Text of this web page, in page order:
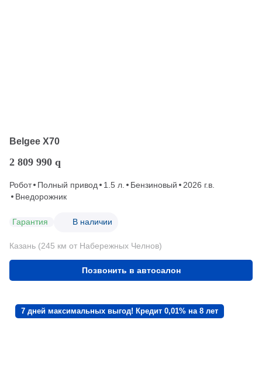
Belgee X70
2 809 990 q
Робот Полный привод 1.5 л. Бензиновый
2026 г.в.
Внедорожник
Гарантия В наличии
Казань (245 км от Набережных Челнов)
Позвонить в автосалон
7 дней максимальных выгод! Кредит 0,01% на 8 лет